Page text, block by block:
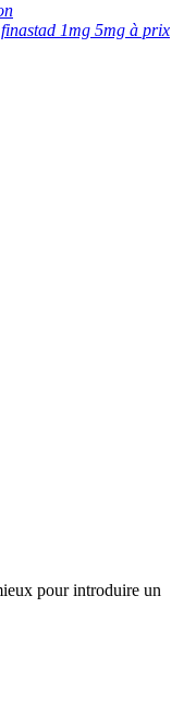
1mg 5mg à prix
pour introduire un